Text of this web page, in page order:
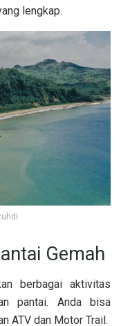
lengkap.
Gemah
berbagai aktivitas
pantai. Anda bisa
ATV dan Motor Trail.